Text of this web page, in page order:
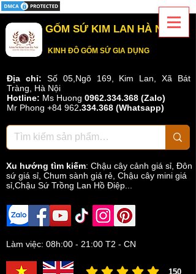
GỐM SỨ KIM LAN HÀ NỘI
KINH ĐÔ GỐM SỨ GIA DỤNG
Địa chỉ: Số 05,Ngõ 169, Kim Lan, Xã Bát
Tràng, Hà Nội
Hotline: Ms Huong 0962.334.368 (Zalo)
Mr Phong +84 962.334.368 (Whatsapp)
Xu hướng tìm kiếm: Chậu cây cảnh giá sỉ Đôn
sứ giá sỉ Chum sành giá rẻ Chậu cây mini giá
sỉ,Chậu Sứ Trồng Lan Hồ Điệp...
Làm việc: 08h:00 - 21:00 T2 - CN
150